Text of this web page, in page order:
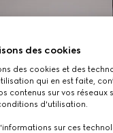
des cookies
des cookies et des
qui en est faite,
contenus sur vos réseaux
d'utilisation.
sur ces